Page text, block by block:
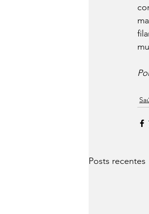
Posts recentes